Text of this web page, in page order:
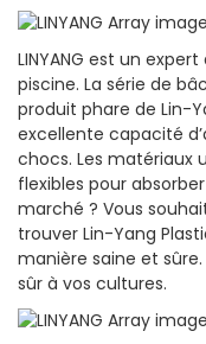
LINYANG est un
piscine. La série de
produit phare de Lin-
excellente capacité
chocs. Les matériaux
flexibles pour
marché ? Vous
trouver Lin-Yang
manière saine et
sûr à vos cultures.